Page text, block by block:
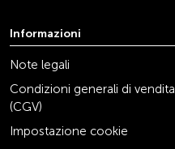
Informazioni
Note legali
Condizioni generali di vendita
(CGV)
Impostazione cookie